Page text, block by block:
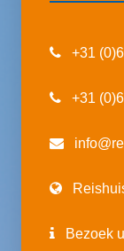
+31
+31
Bezoek